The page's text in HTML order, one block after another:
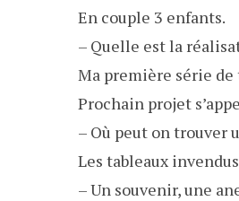
En couple 3 enfants.
– Quelle est la
Ma première série de
Prochain projet
– Où peut on trouver
Les tableaux
– Un souvenir, une